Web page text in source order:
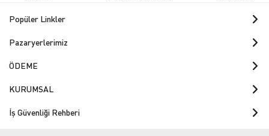
Popüler Linkler
Pazaryerlerimiz
ÖDEME
KURUMSAL
İş Güvenliği Rehberi